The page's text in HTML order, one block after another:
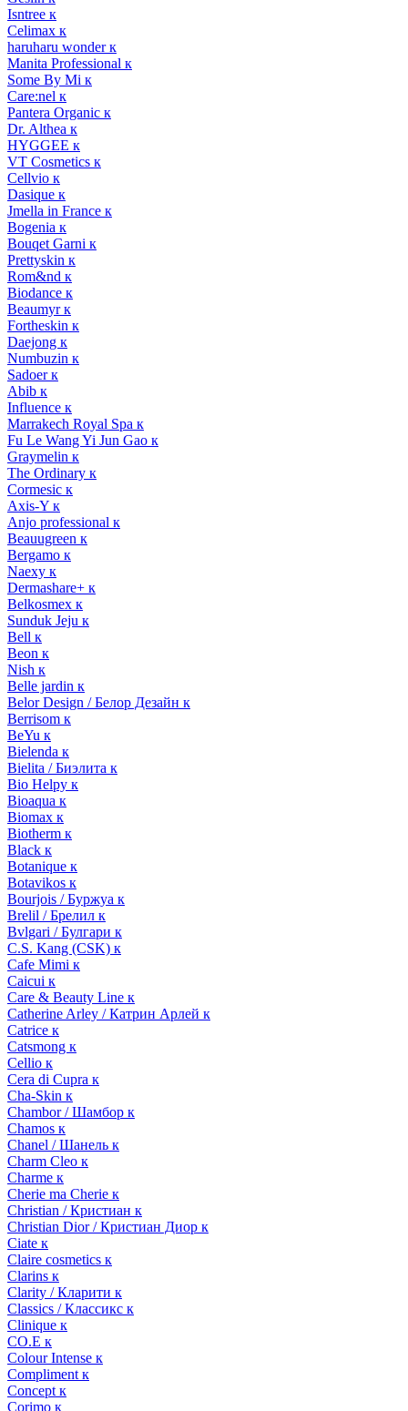
Isntree к
Celimax к
haruharu wonder к
Manita Professional к
Some By Mi к
Care:nel к
Pantera Organic к
Dr. Althea к
HYGGEE к
VT Cosmetics к
Cellvio к
Dasique к
Jmella in France к
Bogenia к
Bouqet Garni к
Prettyskin к
Rom&nd к
Biodance к
Beaumyr к
Fortheskin к
Daejong к
Numbuzin к
Sadoer к
Abib к
Influence к
Marrakech Royal Spa к
Fu Le Wang Yi Jun Gao к
Graymelin к
The Ordinary к
Cormesic к
Axis-Y к
Anjo professional к
Beauugreen к
Bergamo к
Naexy к
Dermashare+ к
Belkosmex к
Sunduk Jeju к
Bell к
Beon к
Nish к
Belle jardin к
Belor Design / Белор Дезайн к
Berrisom к
BeYu к
Bielenda к
Bielita / Биэлита к
Bio Helpy к
Bioaqua к
Biomax к
Biotherm к
Black к
Botanique к
Botavikos к
Bourjois / Буржуа к
Brelil / Брелил к
Bvlgari / Булгари к
C.S. Kang (CSK) к
Cafe Mimi к
Caicui к
Care & Beauty Line к
Catherine Arley / Катрин Арлей к
Catrice к
Catsmong к
Cellio к
Cera di Cupra к
Cha-Skin к
Chambor / Шамбор к
Chamos к
Chanel / Шанель к
Charm Cleo к
Charme к
Cherie ma Cherie к
Christian / Кристиан к
Christian Dior / Кристиан Диор к
Ciate к
Claire cosmetics к
Clarins к
Clarity / Кларити к
Classics / Классикс к
Clinique к
CO.E к
Colour Intense к
Compliment к
Concept к
Corimo к